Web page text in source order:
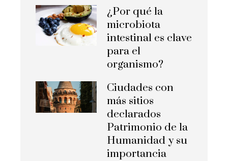
¿Por qué la
microbiota
intestinal es clave
para el
organismo?
Ciudades con
más sitios
declarados
Patrimonio de la
Humanidad y su
importancia